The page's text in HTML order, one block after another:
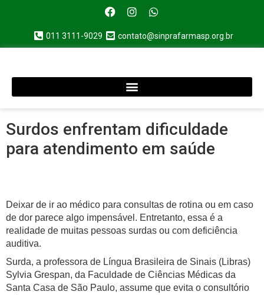
011 3111-9029 contato@sinprafarmasp.org.br
Surdos enfrentam dificuldade
para atendimento em saúde
Deixar de ir ao médico para consultas de rotina ou em caso
de dor parece algo impensável. Entretanto, essa é a
realidade de muitas pessoas surdas ou com deficiência
auditiva.
Surda, a professora de Língua Brasileira de Sinais (Libras)
Sylvia Grespan, da Faculdade de Ciências Médicas da
Santa Casa de São Paulo, assume que evita o consultório